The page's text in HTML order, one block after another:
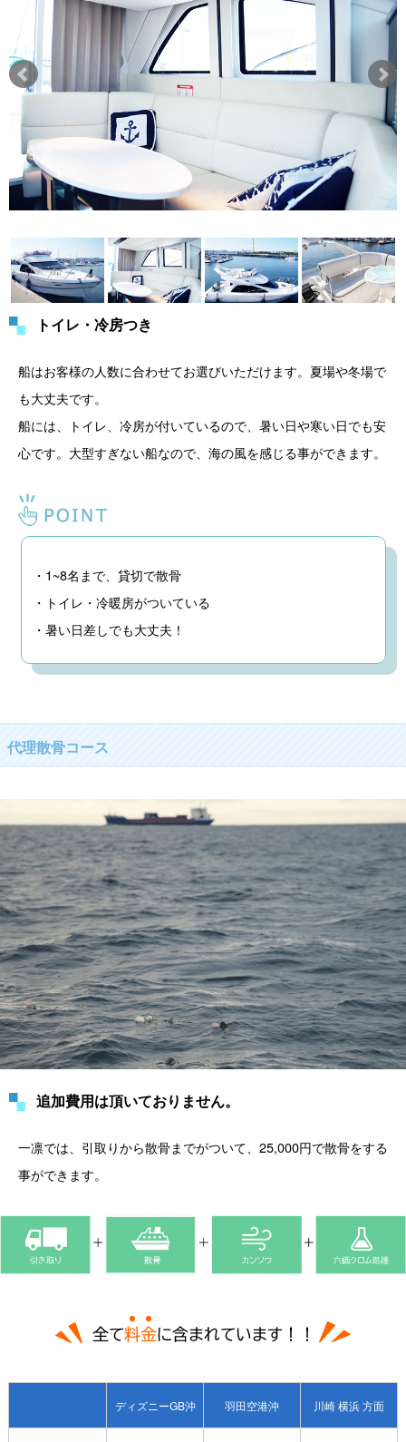
トイレ・冷房つき
船はお客様の人数に合わせてお選びいただけます。夏場や冬場で
も大丈夫です。
船には、トイレ、冷房が付いているので、暑い日や寒い日でも安
心です。大型すぎない船なので、海の風を感じる事ができます。
・1~8名まで、貸切で散骨
・トイレ・冷暖房がついている
・暑い日差しでも大丈夫！
代理散骨コース
追加費用は頂いておりません。
一凛では、引取りから散骨までがついて、25,000円で散骨をする
事ができます。
ディズニーGB沖 羽田空港沖 川崎 横浜 方面